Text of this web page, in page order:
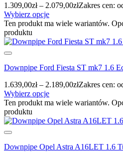
1.309,00zł – 2.079,00złZakres cen:
Wybierz opcje
Ten produkt ma wiele wariantów.
produktu
Downpipe Ford Fiesta ST mk7 1.6
1.639,00zł – 2.189,00złZakres cen:
Wybierz opcje
Ten produkt ma wiele wariantów.
produktu
Downpipe Opel Astra A16LET 1.6